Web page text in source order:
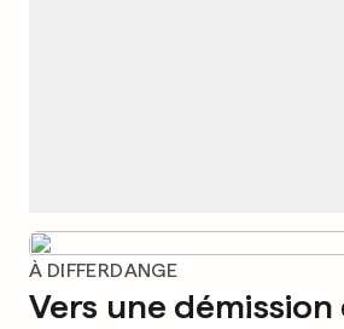
À DIFFERDANGE
Vers une démission